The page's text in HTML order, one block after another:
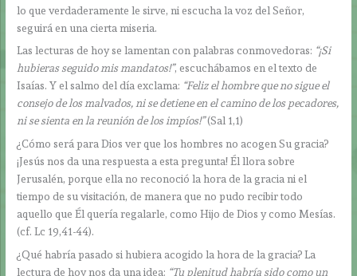
lo que verdaderamente le sirve, ni escucha la voz del Señor,
seguirá en una cierta miseria.
Las lecturas de hoy se lamentan con palabras conmovedoras: “¡Si
hubieras seguido mis mandatos!”, escuchábamos en el texto de
Isaías. Y el salmo del día exclama: “Feliz el hombre que no sigue el
consejo de los malvados, ni se detiene en el camino de los pecadores,
ni se sienta en la reunión de los impíos!”(Sal 1,1)
¿Cómo será para Dios ver que los hombres no acogen Su gracia?
¡Jesús nos da una respuesta a esta pregunta! Él llora sobre
Jerusalén, porque ella no reconoció la hora de la gracia ni el
tiempo de su visitación, de manera que no pudo recibir todo
aquello que Él quería regalarle, como Hijo de Dios y como Mesías.
(cf. Lc 19,41-44).
¿Qué habría pasado si hubiera acogido la hora de la gracia? La
lectura de hoy nos da una idea: “Tu plenitud habría sido como un